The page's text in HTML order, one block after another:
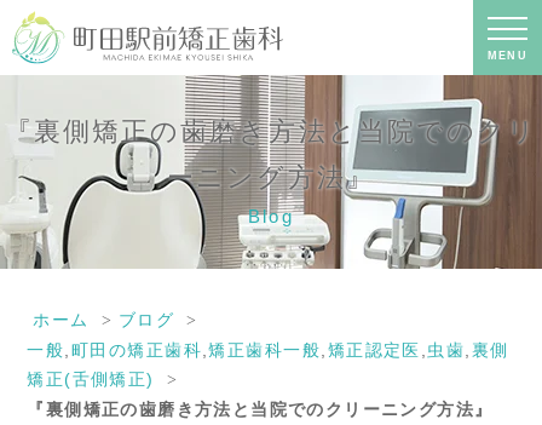
MENU
『裏側矯正の歯磨き方法と当院でのク
リーニング方法』｜町田の矯正歯科専
門の歯科医院｜土日診療-町田駅前矯正
『裏側矯正の歯磨き方法と当院でのクリ
ーニング方法』
Blog
ホーム
ブログ
一般 町田の矯正歯科 ,矯正歯科一般 矯正認定医 虫歯 裏側
矯正(舌側矯正)
『裏側矯正の歯磨き方法と当院でのクリーニング方法』